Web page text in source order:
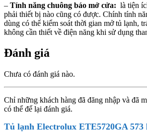
– Tính năng chuông báo mở cửa: là tiện
phải thiết bị nào cũng có được. Chính tính
dùng có thể kiểm soát thời gian mở tủ lạnh,
không cần thiết về điện năng khi sử dụng
Đánh giá
Chưa có đánh giá nào.
Chỉ những khách hàng đã đăng nhập và đã
có thể để lại đánh giá.
Tủ lạnh Electrolux ETE5720GA